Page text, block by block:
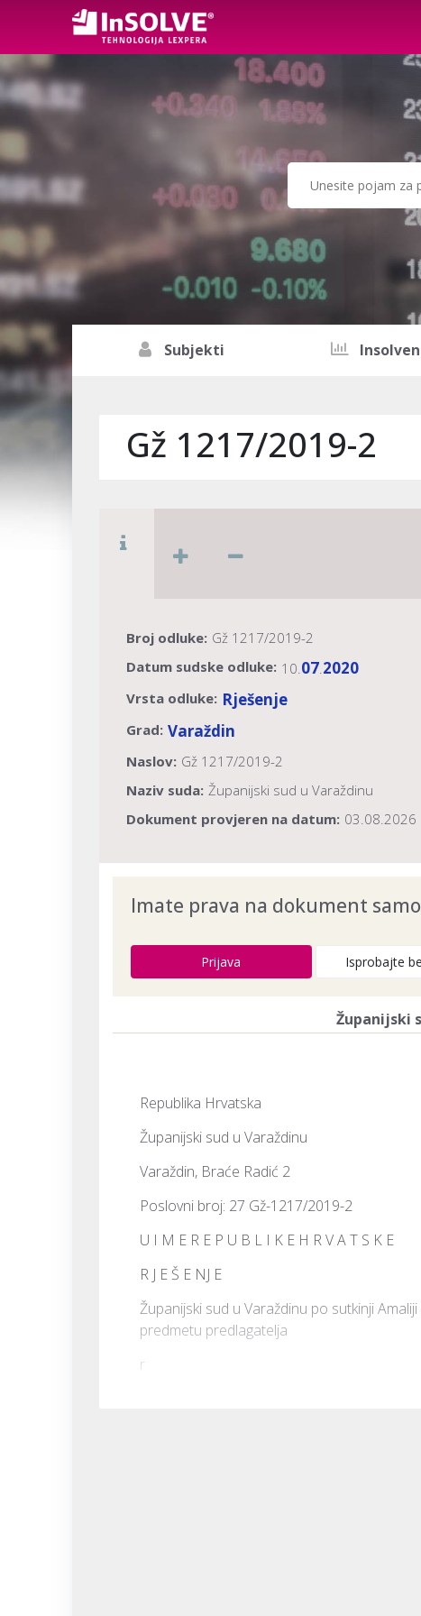
Subjekti
Gž 1217/2019-2
Broj odluke: Gž 1217/2019-2
Datum sudske odluke: 10.07.2020
Vrsta odluke: Rješenje
Grad: Varaždin
Naslov: Gž 1217/2019-2
Naziv suda: Županijski sud u Varaždinu
Dokument provjeren na datum: 03.08.2026
Imate prava na dokument
Prijava Isprobajte
Županijski
Republika Hrvatska
Županijski sud u Varaždinu
Varaždin, Braće Radić 2
Poslovni broj: 27 Gž-1217/2019-2
U I M E R E P U B L I K E H R V A T S K E
R J E Š E NJ E
Županijski sud u Varaždinu po sutkinji
predmetu predlagatelja
r